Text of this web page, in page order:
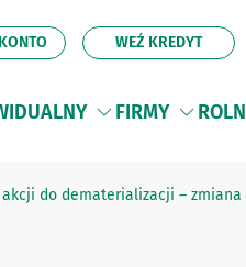
WEŹ KREDYT
FIRMY
akcji do dematerializacji –